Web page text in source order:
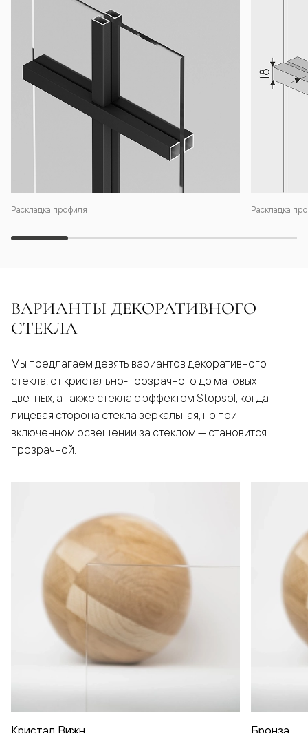
Раскладка профиля Раскладка
ВАРИАНТЫ ДЕКОРАТИВНОГО
СТЕКЛА
Мы предлагаем девять вариантов декоративного
стекла: от кристально-прозрачного до матовых
цветных, а также стёкла с эффектом Stopsol, когда
лицевая сторона стекла зеркальная, но при
включенном освещении за стеклом — становится
прозрачной.
Кристал Вижн Бронза